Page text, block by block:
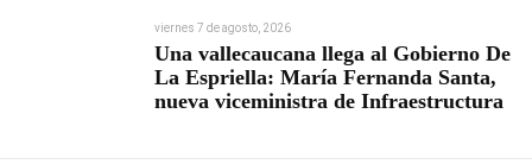
viernes 7 de agosto, 2026
Una vallecaucana llega al Gobierno De
La Espriella: María Fernanda Santa,
nueva viceministra de Infraestructura